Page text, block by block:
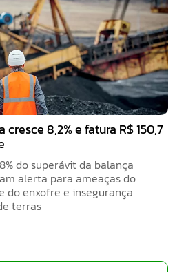
8,2% e fatura R$ 150,7
do superávit da balança
alerta para ameaças do
do enxofre e insegurança
terras